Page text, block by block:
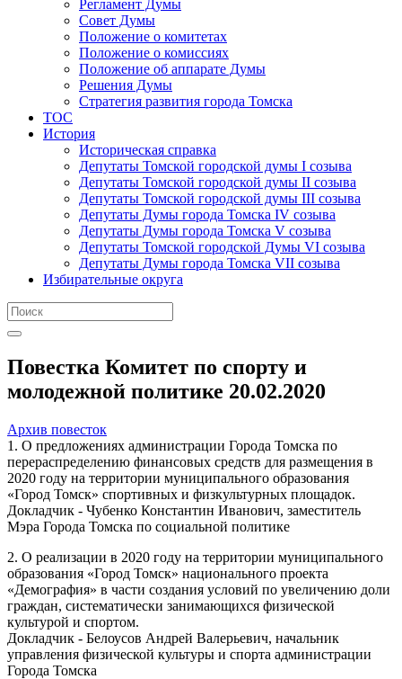
Регламент Думы
Совет Думы
Положение о комитетах
Положение о комиссиях
Положение об аппарате Думы
Решения Думы
Стратегия развития города Томска
ТОС
История
Историческая справка
Депутаты Томской городской думы I созыва
Депутаты Томской городской думы II созыва
Депутаты Томской городской думы III созыва
Депутаты Думы города Томска IV созыва
Депутаты Думы города Томска V созыва
Депутаты Томской городской Думы VI созыва
Депутаты Думы города Томска VII созыва
Избирательные округа
Повестка Комитет по спорту и
молодежной политике 20.02.2020
Архив повесток
1. О предложениях администрации Города Томска по
перераспределению финансовых средств для размещения в
2020 году на территории муниципального образования
«Город Томск» спортивных и физкультурных площадок.
Докладчик - Чубенко Константин Иванович, заместитель
Мэра Города Томска по социальной политике
2. О реализации в 2020 году на территории муниципального
образования «Город Томск» национального проекта
«Демография» в части создания условий по увеличению доли
граждан, систематически занимающихся физической
культурой и спортом.
Докладчик - Белоусов Андрей Валерьевич, начальник
управления физической культуры и спорта администрации
Города Томска